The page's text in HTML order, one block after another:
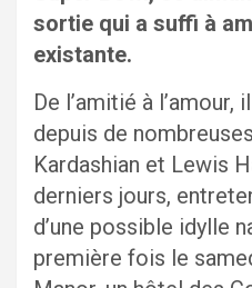
sortie qui a suffi à
existante.
De l’amitié à l’amour,
depuis de
Kardashian et Lewis
derniers jours,
d’une possible idylle
première fois le